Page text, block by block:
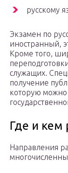
русскому
Экзамен по
иностранный,
Кроме того,
служащих.
получение
которую можно
Где и кем
Направления